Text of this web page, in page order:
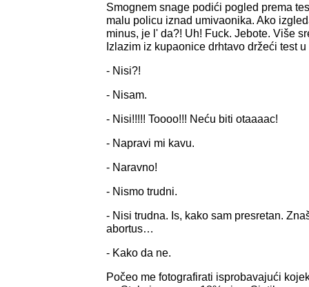
Smognem snage podići pogled prema
malu policu iznad umivaonika. Ako
minus, je l' da?! Uh! Fuck. Jebote. Više
Izlazim iz kupaonice drhtavo držeći test u
- Nisi?!
- Nisam.
- Nisi!!!!! Toooo!!! Neću biti otaaaac!
- Napravi mi kavu.
- Naravno!
- Nismo trudni.
- Nisi trudna. Is, kako sam presretan.
abortus…
- Kako da ne.
Počeo me fotografirati isprobavajući